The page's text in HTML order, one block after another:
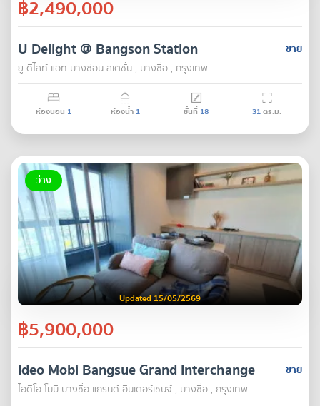
฿2,490,000
ขาย
U Delight @ Bangson Station
ยู ดีไลท์ แอท บางซ่อน สเตชั่น , บางซื่อ , กรุงเทพ
ห้องนอน 1 ห้องน้ำ 1 ชั้นที่ 18 31ตร.ม.
ว่าง
Updated 15/05/2569
฿5,900,000
ขาย
Ideo Mobi Bangsue Grand Interchange
ไอดีโอ โมบิ บางซื่อ แกรนด์ อินเตอร์เชนจ์ , บางซื่อ , กรุงเทพ